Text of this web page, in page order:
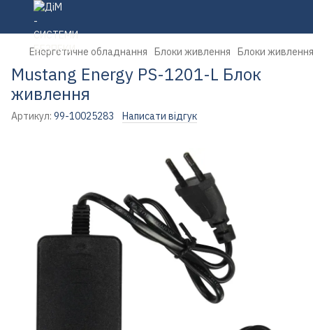
Енергетичне обладнання Блоки живлення Блоки
Mustang Energy PS-1201-L Блок
живлення
Артикул: 99-10025283 Написати відгук